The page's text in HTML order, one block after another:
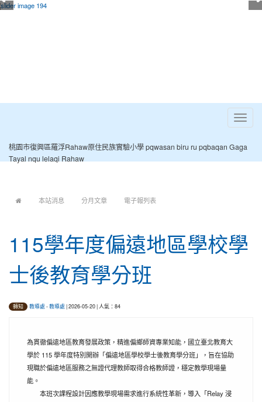
Toggle
桃園市復興區羅浮Rahaw原住民族實驗小學 pqwasan biru ru pqbaqan Gaga
Tayal nqu lelaqi Rahaw
本站消息 分月文章 電子報列表
115學年度偏遠地區學校學
士後教育學分班
轉知 教導處-教導處| 2026-05-20 | 人氣：84
為貫徹偏遠地區教育發展政策，精進偏鄉師資專業知能，國立臺北教育大
學於 115 學年度特別開辦「偏遠地區學校學士後教育學分班」，旨在協助
現職於偏遠地區服務之無證代理教師取得合格教師證，穩定教學現場量
能。
本班次課程設計因應教學現場需求進行系統性革新，導入「Relay 浸